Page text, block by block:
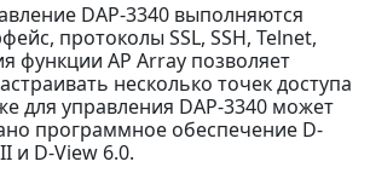
DAP-3340 выполняются
протоколы SSL, SSH, Telnet,
функции AP Array позволяет
несколько точек доступа
для управления DAP-3340 может
программное обеспечение D-
и D-View 6.0.